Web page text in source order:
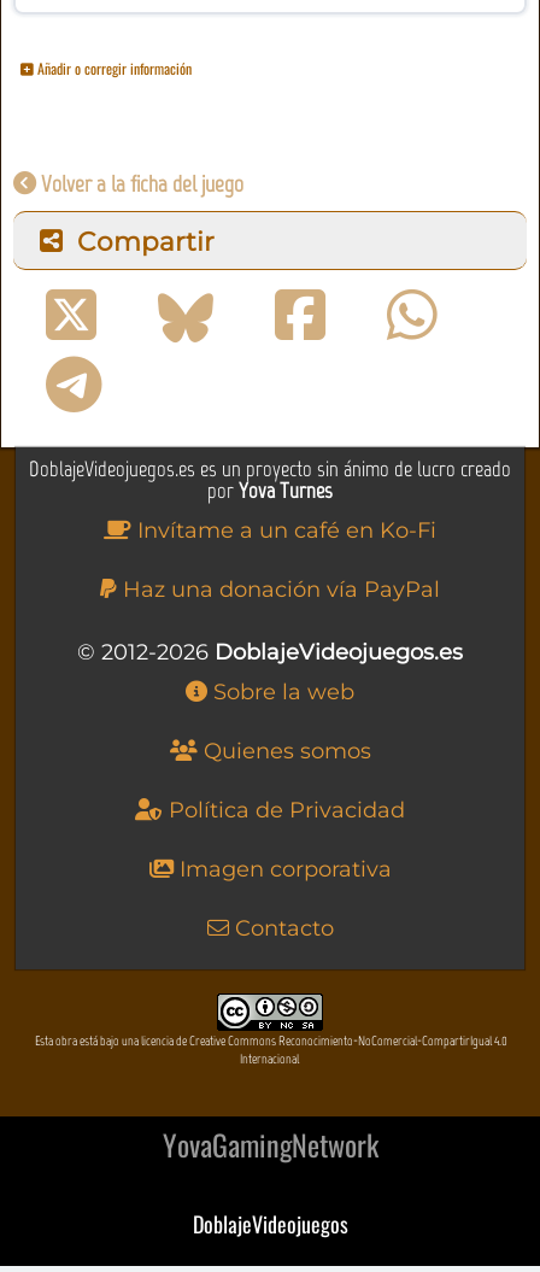
Añadir o corregir información
Volver a la ficha del juego
Compartir
DoblajeVideojuegos.es es un proyecto sin ánimo de lucro creado
porYova Turnes
Invítame a un café en Ko-Fi
Haz una donación vía PayPal
© 2012-2026 DoblajeVideojuegos.es
Sobre la web
Quienes somos
Política de Privacidad
Imagen corporativa
Contacto
Esta obra está bajo una licencia de Creative Commons Reconocimiento-NoComercial-CompartirIgual 4.0
Internacional
YovaGamingNetwork
DoblajeVideojuegos